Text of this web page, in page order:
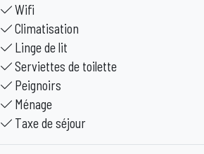
Wifi
Climatisation
Linge de lit
Serviettes de toilette
Peignoirs
Ménage
Taxe de séjour